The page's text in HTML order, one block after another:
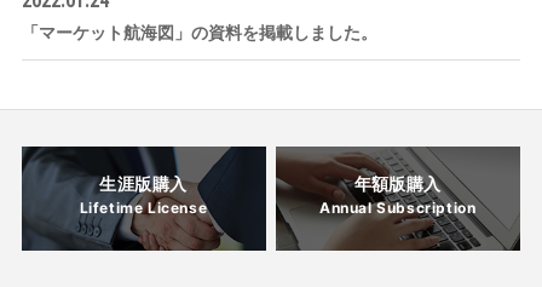
「マーケット航海図」の資料を掲載しました。
生涯版購入
Lifetime License
年額版購入
Annual Subscription